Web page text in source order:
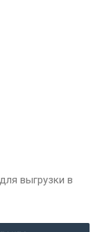
выгрузки в